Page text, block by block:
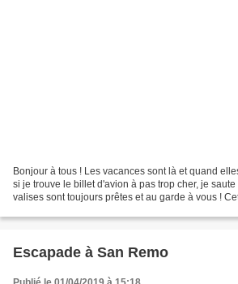
Bonjour à tous ! Les vacances sont là et quand
si je trouve le billet d'avion à pas trop cher, je
valises sont toujours prêtes et au garde à vous !
Escapade à San Remo